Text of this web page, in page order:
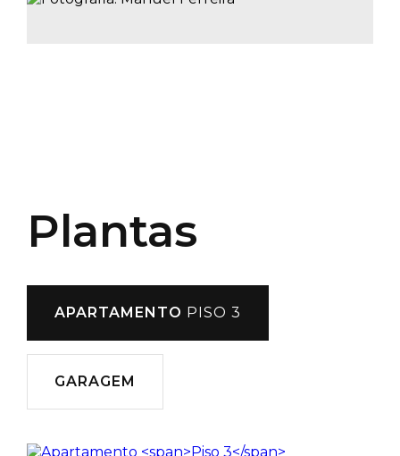
Plantas
APARTAMENTO PISO 3
GARAGEM